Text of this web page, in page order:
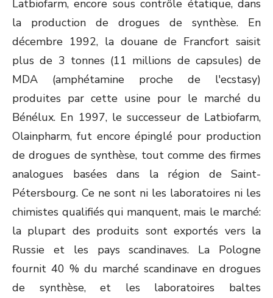
Latbiofarm, encore sous contrôle étatique, dans
la production de drogues de synthèse. En
décembre 1992, la douane de Francfort saisit
plus de 3 tonnes (11 millions de capsules) de
MDA (amphétamine proche de l'ecstasy)
produites par cette usine pour le marché du
Bénélux. En 1997, le successeur de Latbiofarm,
Olainpharm, fut encore épinglé pour production
de drogues de synthèse, tout comme des firmes
analogues basées dans la région de Saint-
Pétersbourg. Ce ne sont ni les laboratoires ni les
chimistes qualifiés qui manquent, mais le marché:
la plupart des produits sont exportés vers la
Russie et les pays scandinaves. La Pologne
fournit 40 % du marché scandinave en drogues
de synthèse, et les laboratoires baltes